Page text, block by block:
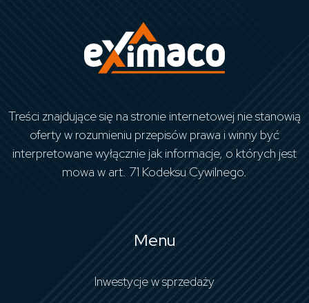
Treści znajdujące się na stronie internetowej nie stanowią
oferty w rozumieniu przepisów prawa i winny być
interpretowane wyłącznie jak informacje, o których jest
mowa w art. 71 Kodeksu Cywilnego.
Menu
Inwestycje w sprzedaży